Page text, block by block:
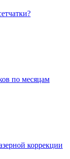
по месяцам
коррекции